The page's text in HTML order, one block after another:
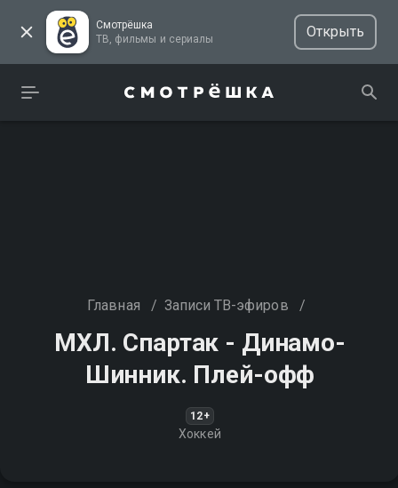
Смотрёшка
ТВ, фильмы и сериалы
Открыть
Главная / Записи ТВ-эфиров /
МХЛ. Спартак - Динамо-
Шинник. Плей-офф
12+
Хоккей